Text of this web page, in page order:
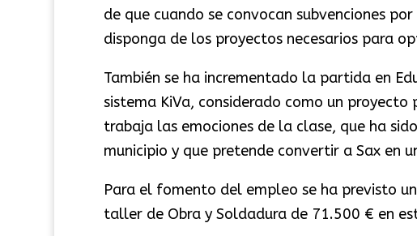
de que cuando se convocan subvenciones
disponga de los proyectos necesarios para
También se ha incrementado la partida en
sistema KiVa, considerado como un
trabaja las emociones de la clase, que ha
municipio y que pretende convertir a Sax en
Para el fomento del empleo se ha previsto
taller de Obra y Soldadura de 71.500 € en